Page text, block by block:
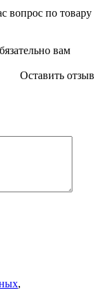
вопрос по товару
вам
Оставить отзыв
,